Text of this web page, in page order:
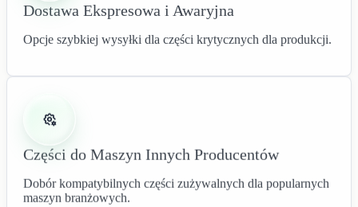
Dostawa Ekspresowa i Awaryjna
Opcje szybkiej wysyłki dla części krytycznych dla produkcji.
Części do Maszyn Innych Producentów
Dobór kompatybilnych części zużywalnych dla popularnych
maszyn branżowych.